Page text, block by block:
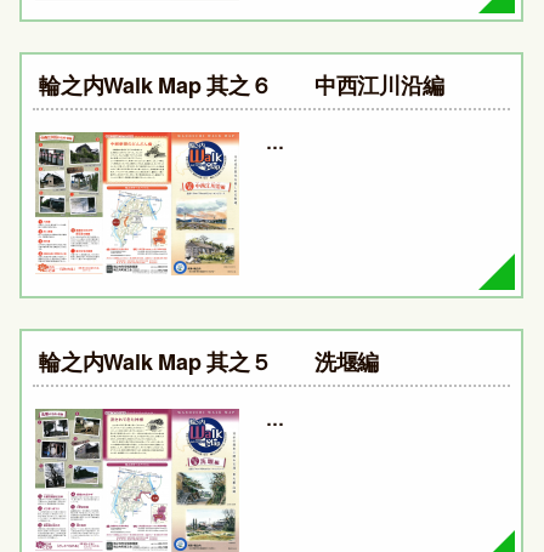
輪之内Walk Map 其之６ 中西江川沿編
…
輪之内Walk Map 其之５ 洗堰編
…